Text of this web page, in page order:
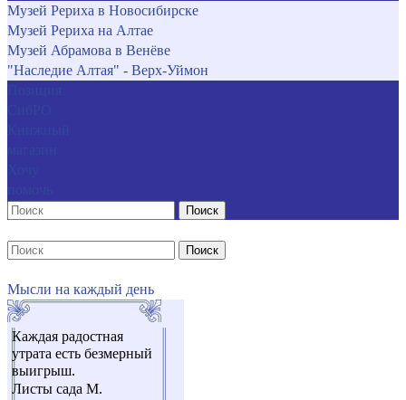
Музей Рериха в Новосибирске
Музей Рериха на Алтае
Музей Абрамова в Венёве
"Наследие Алтая" - Верх-Уймон
Поиск
Поиск
Мысли на каждый день
Каждая радостная
утрата есть безмерный
выигрыш.
Листы сада М.